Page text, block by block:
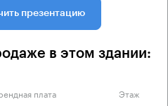
презентацию
в этом здании:
плата Этаж